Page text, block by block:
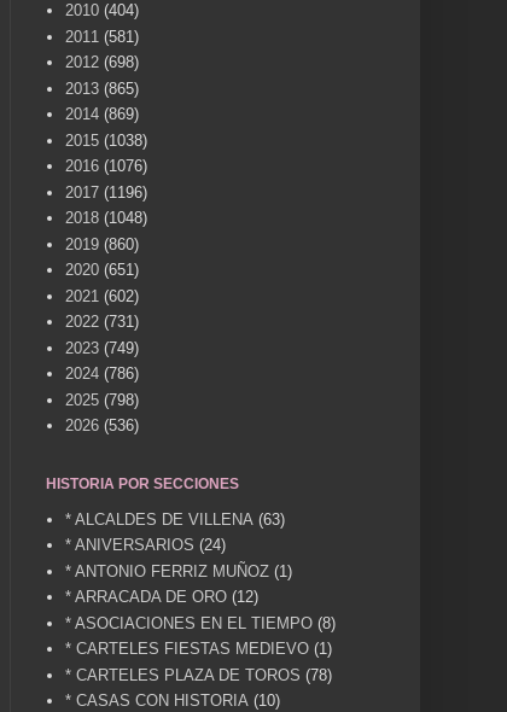
2010 (404)
2011 (581)
2012 (698)
2013 (865)
2014 (869)
2015 (1038)
2016 (1076)
2017 (1196)
2018 (1048)
2019 (860)
2020 (651)
2021 (602)
2022 (731)
2023 (749)
2024 (786)
2025 (798)
2026 (536)
HISTORIA POR SECCIONES
* ALCALDES DE VILLENA (63)
* ANIVERSARIOS (24)
* ANTONIO FERRIZ MUÑOZ (1)
* ARRACADA DE ORO (12)
* ASOCIACIONES EN EL TIEMPO (8)
* CARTELES FIESTAS MEDIEVO (1)
* CARTELES PLAZA DE TOROS (78)
* CASAS CON HISTORIA (10)